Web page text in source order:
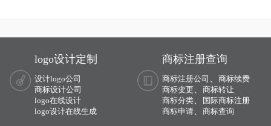
logo设计定制
设计logo公司
商标设计公司
logo在线设计
logo设计在线生成
商标注册查询
商标注册公司
商标续费
商标变更
商标转让
商标分类、
国际商标注册
商标申请、 商标查询